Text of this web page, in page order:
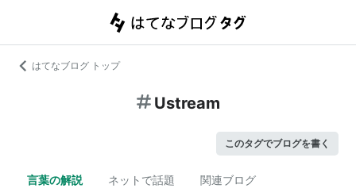
はてなブログ トップ
Ustream
このタグでブログを書く
言葉の解説 ネットで話題 関連ブログ